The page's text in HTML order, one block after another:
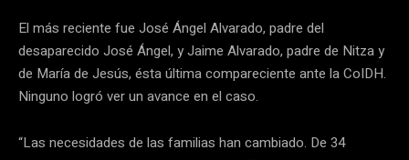
El más reciente fue José Ángel Alvarado, padre del
desaparecido José Ángel, y Jaime Alvarado, padre de Nitza y
de María de Jesús, ésta última compareciente ante la CoIDH.
Ninguno logró ver un avance en el caso.
“Las necesidades de las familias han cambiado. De 34